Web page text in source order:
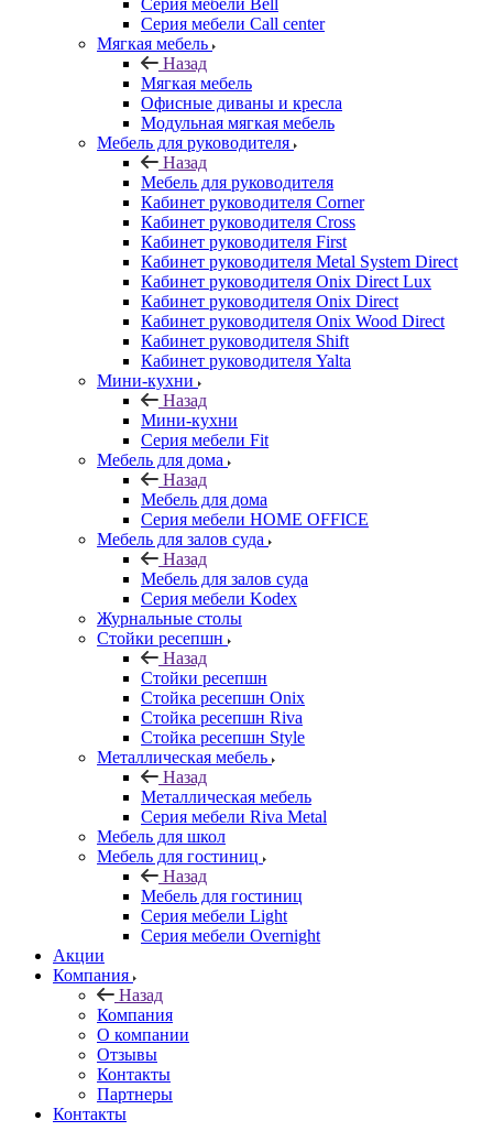
Серия мебели Bell
Серия мебели Call center
Мягкая мебель
Назад
Мягкая мебель
Офисные диваны и кресла
Модульная мягкая мебель
Мебель для руководителя
Назад
Мебель для руководителя
Кабинет руководителя Corner
Кабинет руководителя Cross
Кабинет руководителя First
Кабинет руководителя Metal System Direct
Кабинет руководителя Onix Direct Lux
Кабинет руководителя Onix Direct
Кабинет руководителя Onix Wood Direct
Кабинет руководителя Shift
Кабинет руководителя Yalta
Мини-кухни
Назад
Мини-кухни
Серия мебели Fit
Мебель для дома
Назад
Мебель для дома
Серия мебели HOME OFFICE
Мебель для залов суда
Назад
Мебель для залов суда
Серия мебели Kodex
Журнальные столы
Стойки ресепшн
Назад
Стойки ресепшн
Стойка ресепшн Onix
Стойка ресепшн Riva
Стойка ресепшн Style
Металлическая мебель
Назад
Металлическая мебель
Серия мебели Riva Metal
Мебель для школ
Мебель для гостиниц
Назад
Мебель для гостиниц
Серия мебели Light
Серия мебели Overnight
Акции
Компания
Назад
Компания
О компании
Отзывы
Контакты
Партнеры
Контакты